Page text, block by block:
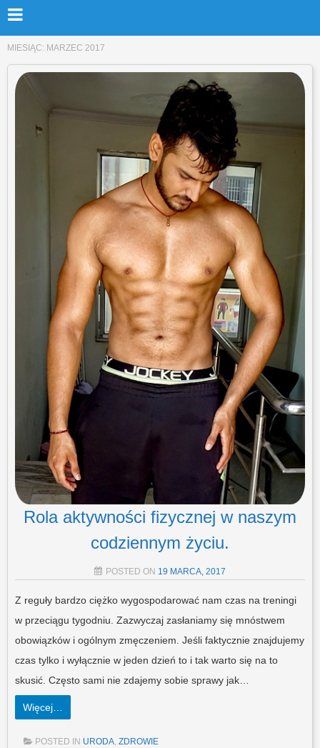
MIESIĄC: MARZEC 2017
Rola aktywności fizycznej w naszym
codziennym życiu.
POSTED ON 19 MARCA, 2017
Z reguły bardzo ciężko wygospodarować nam czas na treningi
w przeciągu tygodniu. Zazwyczaj zasłaniamy się mnóstwem
obowiązków i ogólnym zmęczeniem. Jeśli faktycznie znajdujemy
czas tylko i wyłącznie w jeden dzień to i tak warto się na to
skusić. Często sami nie zdajemy sobie sprawy jak…
Więcej…
POSTED IN URODA, ZDROWIE